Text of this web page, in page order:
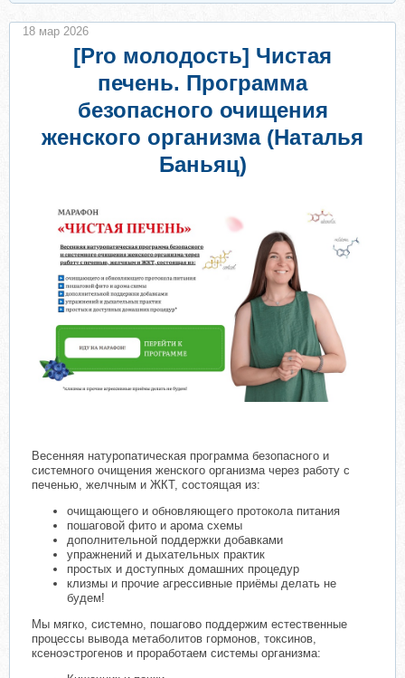
[Pro молодость] Чистая
печень. Программа
безопасного очищения
женского организма (Наталья
Баньяц)
Весенняя натуропатическая программа безопасного и
системного очищения женского организма через работу с
печенью, желчным и ЖКТ, состоящая из:
очищающего и обновляющего протокола питания
пошаговой фито и арома схемы
дополнительной поддержки добавками
упражнений и дыхательных практик
простых и доступных домашних процедур
клизмы и прочие агрессивные приёмы делать не
будем!
Мы мягко, системно, пошагово поддержим естественные
процессы вывода метаболитов гормонов, токсинов,
ксеноэстрогенов и проработаем системы организма:
18 мар 2026